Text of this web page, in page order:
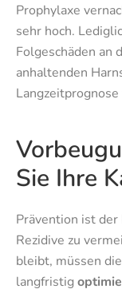
Prophylaxe
sehr hoch.
Folgeschäden an
anhaltenden
Sie Ihre
Prävention ist
Rezidive zu
bleibt, müssen die
langfristig